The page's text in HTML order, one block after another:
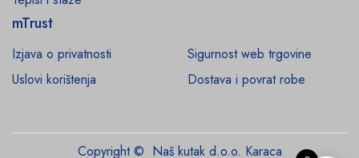
mTrust
Izjava o privatnosti
Sigurnost web trgovine
Uslovi korištenja
Dostava i povrat robe
Copyright © Naš kutak d.o.o. Karaca